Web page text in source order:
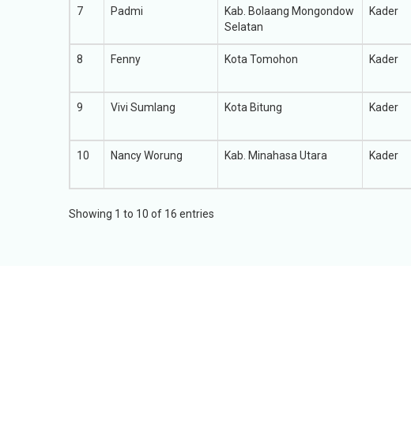
7 Padmi
Kab. Bolaang Mongondow
Selatan
Kader
8 Fenny Kota Tomohon Kader
9 Vivi Sumlang Kota Bitung Kader
10 Nancy Worung Kab. Minahasa Utara Kader
Showing 1 to 10 of 16 entries